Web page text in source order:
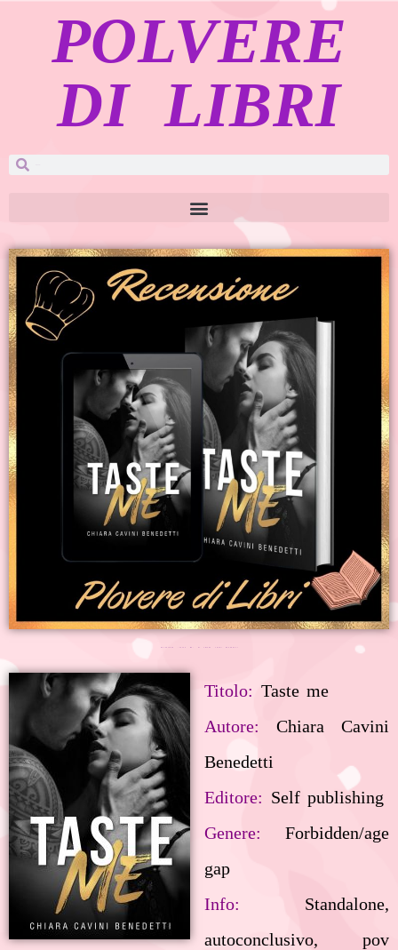
POLVERE
DI LIBRI
Titolo: Taste me
Autore: Chiara Cavini
Benedetti
Editore: Self publishing
Genere: Forbidden/age
gap
Info: Standalone,
autoconclusivo, pov